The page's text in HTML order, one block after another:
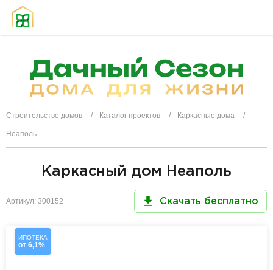
Строительство домов Каталог проектов Каркасные дома
Неаполь
Каркасный дом Неаполь
Артикул: 300152 Скачать бесплатно
ИПОТЕКА
от 6,1%